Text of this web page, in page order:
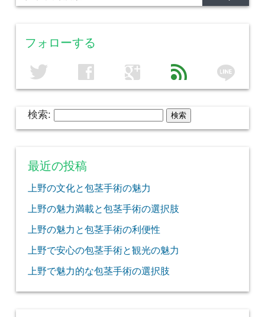
フォローする
twitter facebook google feed line
検索:
最近の投稿
上野の文化と包茎手術の魅力
上野の魅力満載と包茎手術の選択肢
上野の魅力と包茎手術の利便性
上野で安心の包茎手術と観光の魅力
上野で魅力的な包茎手術の選択肢